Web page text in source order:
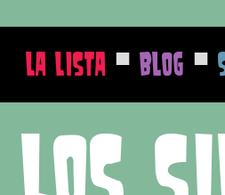
La Lista ■ Blog ■